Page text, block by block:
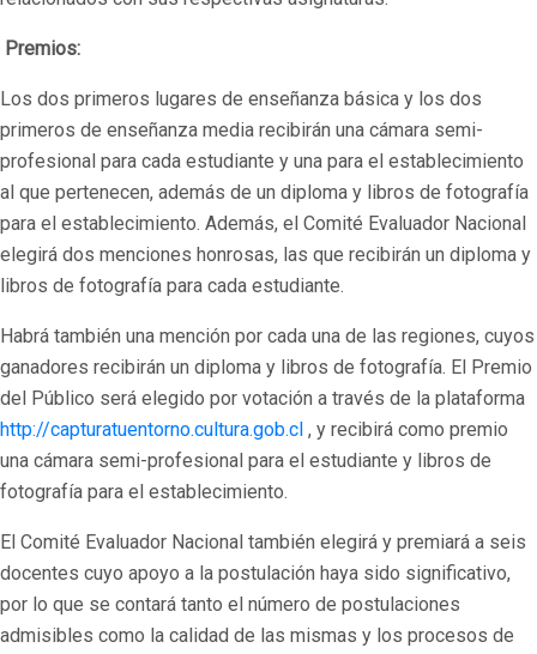
Premios:
Los dos primeros lugares de enseñanza básica y los dos
primeros de enseñanza media recibirán una cámara semi-
profesional para cada estudiante y una para el establecimiento
al que pertenecen, además de un diploma y libros de fotografía
para el establecimiento. Además, el Comité Evaluador Nacional
elegirá dos menciones honrosas, las que recibirán un diploma y
libros de fotografía para cada estudiante.
Habrá también una mención por cada una de las regiones, cuyos
ganadores recibirán un diploma y libros de fotografía. El Premio
del Público será elegido por votación a través de la plataforma
http://capturatuentorno.cultura.gob.cl , y recibirá como premio
una cámara semi-profesional para el estudiante y libros de
fotografía para el establecimiento.
El Comité Evaluador Nacional también elegirá y premiará a seis
docentes cuyo apoyo a la postulación haya sido significativo,
por lo que se contará tanto el número de postulaciones
admisibles como la calidad de las mismas y los procesos de